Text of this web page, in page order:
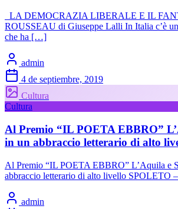
LA DEMOCRAZIA LIBERALE E IL
ROUSSEAU di Giuseppe Lalli In Italia c’è
che ha […]
admin
4 de septiembre, 2019
Cultura
Cultura
Al Premio “IL POETA EBBRO”
in un abbraccio letterario di alto
Al Premio “IL POETA EBBRO” L’Aquila e
abbraccio letterario di alto livello SPOLETO
admin